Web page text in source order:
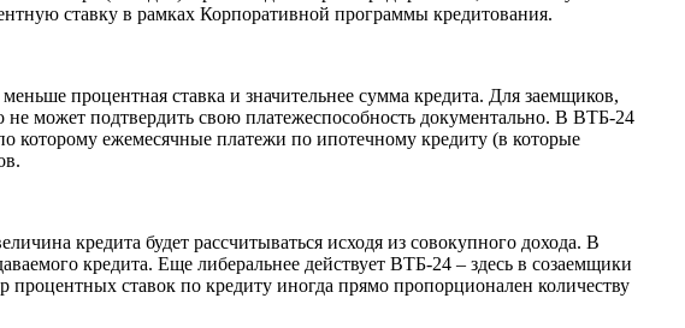
ставку в рамках Корпоративной программы кредитования.
процентная ставка и значительнее сумма кредита. Для заемщиков,
может подтвердить свою платежеспособность документально. В ВТБ-24
которому ежемесячные платежи по ипотечному кредиту (в которые
кредита будет рассчитываться исходя из совокупного дохода. В
кредита. Еще либеральнее действует ВТБ-24 – здесь в созаемщики
процентных ставок по кредиту иногда прямо пропорционален количеству